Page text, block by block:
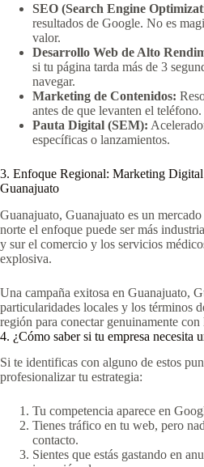
SEO (Search Engine
resultados de Google. No es
valor.
Desarrollo Web de Alto
si tu página tarda más de 3
navegar.
Marketing de Contenidos:
antes de que levanten el teléfono.
Pauta Digital (SEM):
específicas o lanzamientos.
3. Enfoque Regional: Marketing
Guanajuato
Guanajuato, Guanajuato es un
norte el enfoque puede ser más
y sur el comercio y los servicios
explosiva.
Una campaña exitosa en Guanajuato,
particularidades locales y los términos
región para conectar genuinamente con
4. ¿Cómo saber si tu empresa necesita
Si te identificas con alguno de estos
profesionalizar tu estrategia:
Tu competencia aparece en
Tienes tráfico en tu web, pero
contacto.
Sientes que estás gastando en